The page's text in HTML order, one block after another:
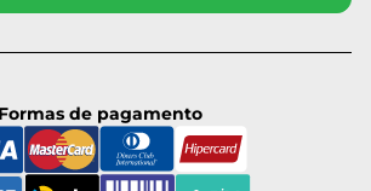
Formas de pagamento